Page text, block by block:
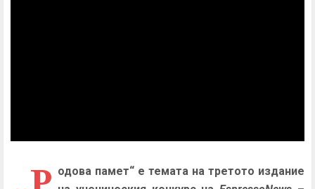
одова памет“ е темата на третото издание